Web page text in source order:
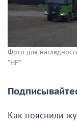
Фото для
"НР"
Как пояснили